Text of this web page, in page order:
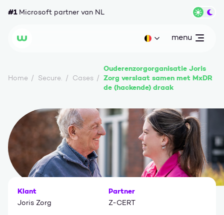
#1Microsoft partner van NL
Wortell Huidige taal: be
open
menu
Home Secure. Cases
Ouderenzorgorganisatie Joris
Zorg verslaat samen met MxDR
de (hackende) draak
Klant
Joris Zorg
Partner
Z-CERT